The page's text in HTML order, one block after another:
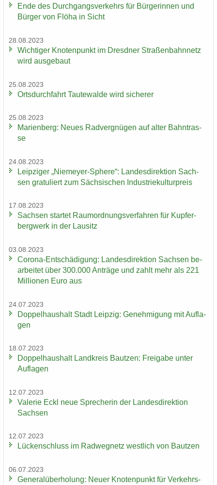
Ende des Durch­gangs­ver­kehrs für Bür­ge­rin­nen und
Bür­ger von Flöha in Sicht
28.08.2023
Wich­ti­ger Kno­ten­punkt im Dresd­ner Stra­ßen­bahn­netz
wird aus­ge­baut
25.08.2023
Orts­durch­fahrt Tau­te­wal­de wird si­che­rer
25.08.2023
Ma­ri­en­berg: Neues Rad­ver­gnü­gen auf alter Bahn­tras­
se
24.08.2023
Leip­zi­ger „Niemeyer-​Sphere“: Lan­des­di­rek­ti­on Sach­
sen gra­tu­liert zum Säch­si­schen In­dus­trie­kul­tur­preis
17.08.2023
Sach­sen star­tet Raum­ord­nungs­ver­fah­ren für Kup­fer­
berg­werk in der Lau­sitz
03.08.2023
Corona-​Entschädigung: Lan­des­di­rek­ti­on Sach­sen be­
ar­bei­tet über 300.000 An­trä­ge und zahlt mehr als 221
Mil­lio­nen Euro aus
24.07.2023
Dop­pel­haus­halt Stadt Leip­zig: Ge­neh­mi­gung mit Auf­la­
gen
18.07.2023
Dop­pel­haus­halt Land­kreis Baut­zen: Frei­ga­be unter
Auf­la­gen
12.07.2023
Va­le­rie Eckl neue Spre­che­rin der Lan­des­di­rek­ti­on
Sach­sen
12.07.2023
Lü­cken­schluss im Rad­weg­netz west­lich von Baut­zen
06.07.2023
Ge­ne­ral­über­ho­lung: Neuer Kno­ten­punkt für Ver­kehrs­